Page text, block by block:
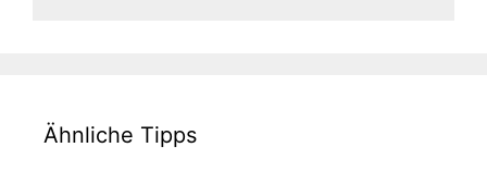
Ähnliche Tipps